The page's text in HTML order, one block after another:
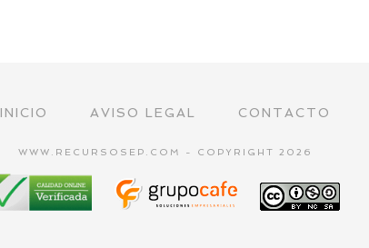
INICIO AVISO LEGAL CONTACTO
WWW.RECURSOSEP.COM - COPYRIGHT 2026